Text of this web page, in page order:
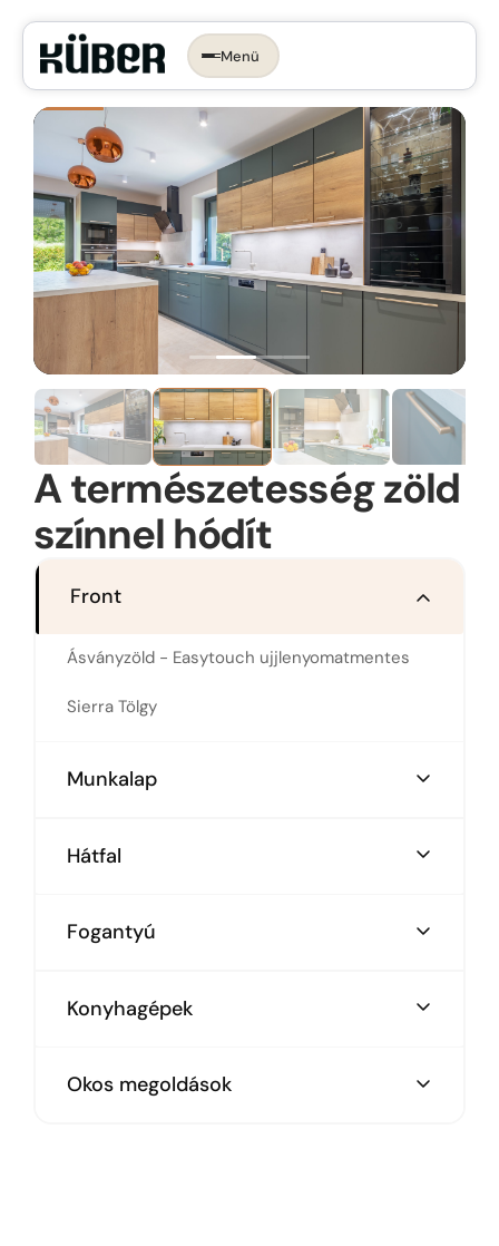
Menü
RÓLAD SZÓL.
Időpontot foglalok →
Az ergonomikus konyha
Konyhastílusok
More than kitchen
Konyhagépek, beépíthető készülékek
Belső megoldások
Munkalapok
Konyhatervezés
Kivitelezés
VR konyhatervezés
Bemutatóterem
A természetesség zöld
színnel hódít
Front
Ásványzöld - Easytouch ujjlenyomatmentes
Sierra Tölgy
Munkalap
Hátfal
Fogantyú
Konyhagépek
Okos megoldások